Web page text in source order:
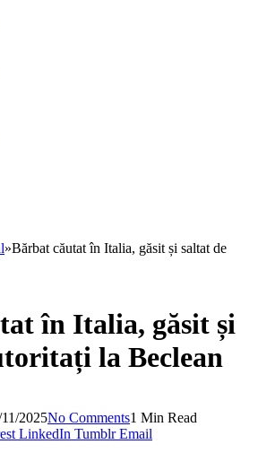
»Bărbat căutat în Italia, găsit și saltat de
în Italia, găsit și
la Beclean
2025No Comments1 Min Read
LinkedIn Tumblr Email